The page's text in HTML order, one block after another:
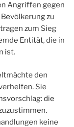
Angriffen gegen
zu
zum Sieg
Entität, die in
ist.
den
Sie
die
keine